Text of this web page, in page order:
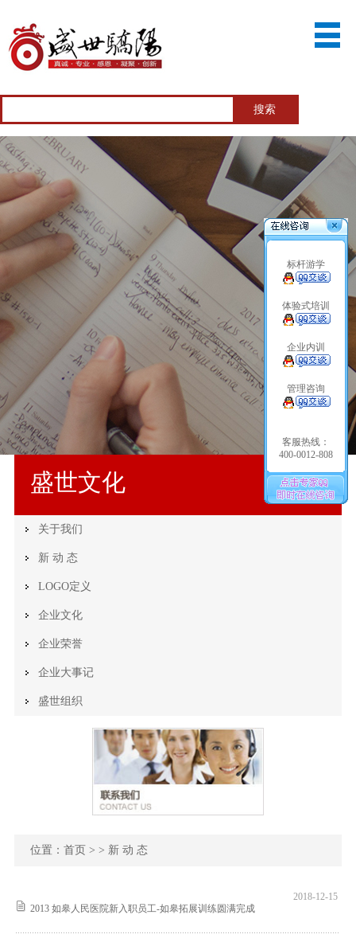
盛世文化
关于我们
新 动 态
LOGO定义
企业文化
企业荣誉
企业大事记
盛世组织
位置： 首页> > 新 动 态
2013 如皋人民医院新入职员工-如皋拓展训练圆满完成
2018-12-15
标杆游学
体验式培训
企业内训
管理咨询
客服热线：
400-0012-808